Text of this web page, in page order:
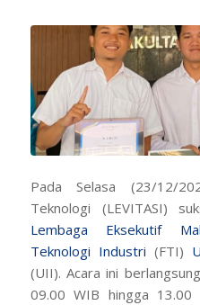
Pada Selasa (23/12/
Teknologi (LEVITASI)
Lembaga Eksekutif
Teknologi Industri (FTI)
(UII). Acara ini
09.00 WIB hingga